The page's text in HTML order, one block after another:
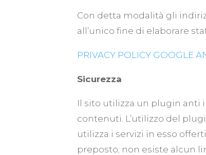
Con detta modalità gli
all’unico fine di elaborare
PRIVACY POLICY GOOGLE
Sicurezza
Il sito utilizza un plugin anti
contenuti. L’utilizzo del
utilizza i servizi in esso
preposto; non esiste alcun